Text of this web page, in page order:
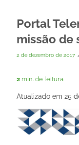
Portal
missão de
2 de dezembro de 2017
2 min. de leitura
Atualizado em 25